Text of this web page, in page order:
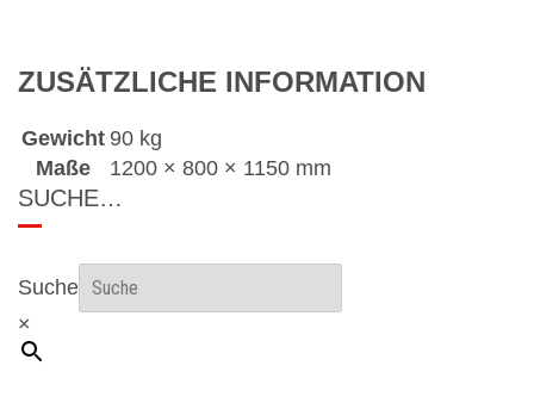
ZUSÄTZLICHE INFORMATION
Gewicht 90 kg
Maße
1200 × 800 × 1150 mm
SUCHE…
Suche
×